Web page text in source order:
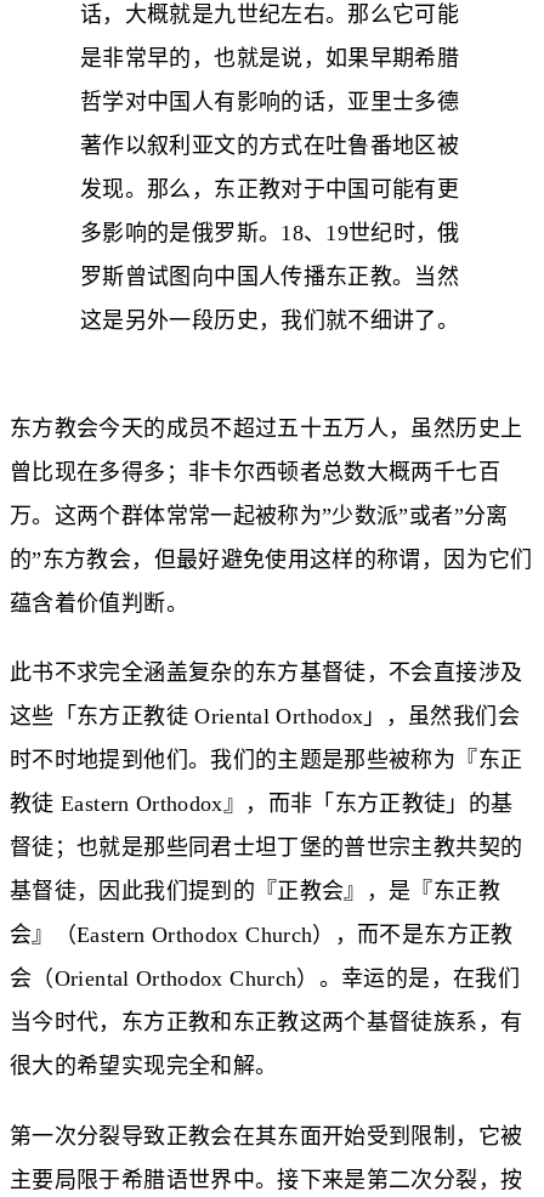
话，大概就是九世纪左右。那么它可能
是非常早的，也就是说，如果早期希腊
哲学对中国人有影响的话，亚里士多德
著作以叙利亚文的方式在吐鲁番地区被
发现。那么，东正教对于中国可能有更
多影响的是俄罗斯。18、19世纪时，俄
罗斯曾试图向中国人传播东正教。当然
这是另外一段历史，我们就不细讲了。
东方教会今天的成员不超过五十五万人，虽然历史上
曾比现在多得多；非卡尔西顿者总数大概两千七百
万。这两个群体常常一起被称为”少数派”或者”分离
的”东方教会，但最好避免使用这样的称谓，因为它们
蕴含着价值判断。
此书不求完全涵盖复杂的东方基督徒，不会直接涉及
这些「东方正教徒 Oriental Orthodox」，虽然我们会
时不时地提到他们。我们的主题是那些被称为『东正
教徒 Eastern Orthodox』，而非「东方正教徒」的基
督徒；也就是那些同君士坦丁堡的普世宗主教共契的
基督徒，因此我们提到的『正教会』，是『东正教
会』（Eastern Orthodox Church），而不是东方正教
会（Oriental Orthodox Church）。幸运的是，在我们
当今时代，东方正教和东正教这两个基督徒族系，有
很大的希望实现完全和解。
第一次分裂导致正教会在其东面开始受到限制，它被
主要局限于希腊语世界中。接下来是第二次分裂，按